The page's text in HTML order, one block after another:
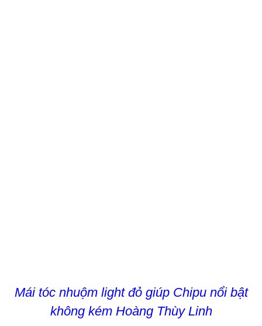
Mái tóc nhuộm light đỏ giúp Chipu nổi bật
không kém Hoàng Thùy Linh